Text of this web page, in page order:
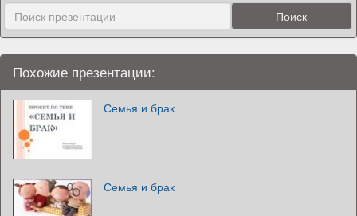
Похожие презентации:
Семья и брак
Семья и брак